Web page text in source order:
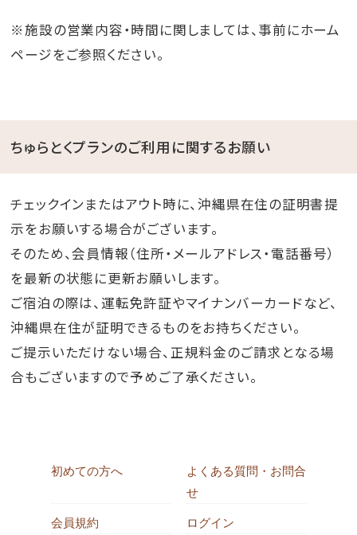
※施設の営業内容・時間に関しましては、事前にホーム
ページをご参照ください。
ちゅらとくプランのご利用に関するお願い
チェックインまたはアウト時に、沖縄県在住の証明書提
示をお願いする場合がございます。
そのため、会員情報（住所・メールアドレス・電話番号）
を最新の状態に更新お願いします。
ご宿泊の際は、運転免許証やマイナンバーカードなど、
沖縄県在住が証明できるものをお持ちください。
ご提示いただけない場合、正規料金のご請求となる場
合もございますので予めご了承ください。
初めての方へ
よくある質問・お問合
せ
会員規約 ログイン